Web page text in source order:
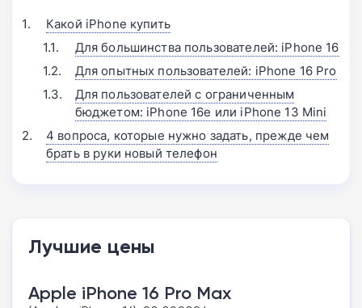
Какой iPhone купить
Для большинства пользователей: iPhone 16
Для опытных пользователей: iPhone 16 Pro
Для пользователей с ограниченным
бюджетом: iPhone 16e или iPhone 13 Mini
4 вопроса, которые нужно задать, прежде чем
брать в руки новый телефон
Лучшие цены
Apple iPhone 16 Pro Max